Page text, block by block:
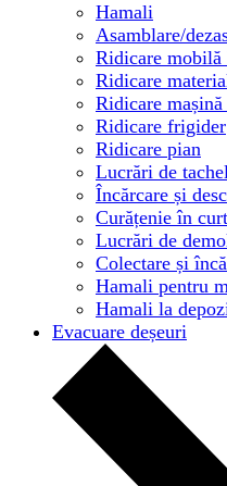
Hamali
Asamblare/
Ridicare mobilă
Ridicare
Ridicare mașină
Ridicare frigider
Ridicare pian
Lucrări de
Încărcare și
Curățenie în
Lucrări de
Colectare și
Hamali pentru
Hamali la
Evacuare deșeuri